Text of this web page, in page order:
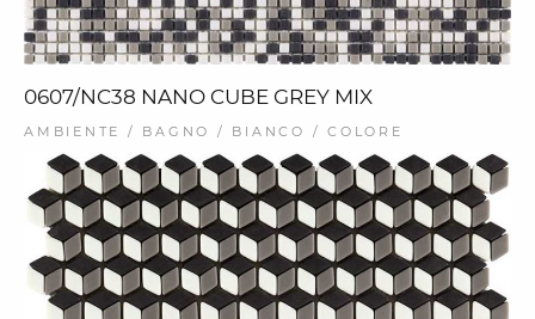
0607/NC38 NANO CUBE GREY MIX
AMBIENTE / BAGNO / BIANCO / COLORE